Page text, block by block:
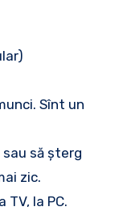
Sînt un
să şterg
zic.
la PC.